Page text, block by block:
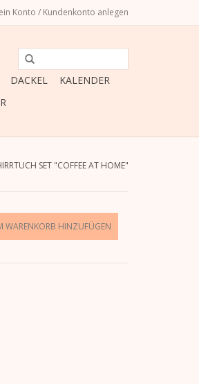
Konto / Kundenkonto anlegen
DACKEL
KALENDER
SET "COFFEE AT HOME"
WARENKORB HINZUFÜGEN